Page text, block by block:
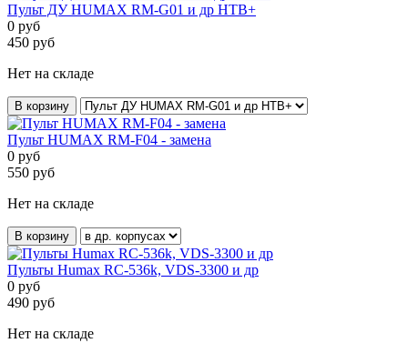
Пульт ДУ HUMAX RM-G01 и др НТВ+
0 руб
450 руб
Нет на складе
В корзину
Пульт HUMAX RM-F04 - замена
0 руб
550 руб
Нет на складе
В корзину
Пульты Humax RC-536k, VDS-3300 и др
0 руб
490 руб
Нет на складе